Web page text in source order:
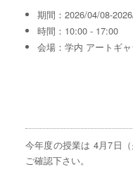
期間：2026/04/08-
時間：10:00 - 17:00
会場：学内 アートギ
今年度の授業は 4月7日
ご確認下さい。